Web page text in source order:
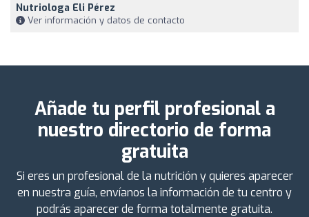
Nutriologa Eli Pérez
Ver información y datos de contacto
Añade tu perfil profesional a
nuestro directorio de forma
gratuita
Si eres un profesional de la nutrición y quieres aparecer
en nuestra guía, envíanos la información de tu centro y
podrás aparecer de forma totalmente gratuita.